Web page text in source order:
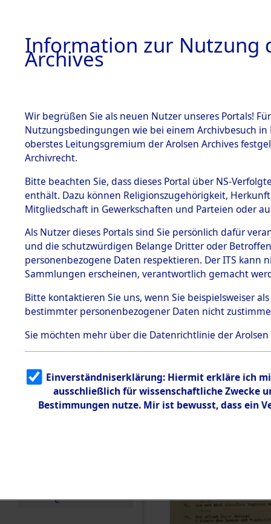
BESTÄNDE
1.
mente
5. Verschiedenes
5.3
Todesmärsche
5.3.1 Alliierte
Erhebungen
zu
Todesmärsch
en
5.3.2
g
5.3.3
Todesmärsch
e
von
Toter aus
Ort ihrer
0002
Information zur Nutzung
Archives
Wir begrüßen Sie als neuen Nutzer unseres Portals!
Nutzungsbedingungen wie bei einem Archivbesuch
oberstes Leitungsgremium der Arolsen Archives
Archivrecht.
Bitte beachten Sie, dass dieses Portal über NS-
enthält. Dazu können Religionszugehörigkeit,
Mitgliedschaft in Gewerkschaften und Parteien oder
Als Nutzer dieses Portals sind Sie persönlich dafür
und die schutzwürdigen Belange Dritter oder
personenbezogene Daten respektieren. Der ITS
Sammlungen erscheinen, verantwortlich gemacht
Bitte kontaktieren Sie uns, wenn Sie beispielsweiser
bestimmter personenbezogener Daten nicht
Sie möchten mehr über die Datenrichtlinie der Arolsen
Einverständniserklärung: Hiermit erkläre ich
ausschließlich für wissenschaftliche Zwecke
Bestimmungen nutze. Mir ist bewusst, dass ein